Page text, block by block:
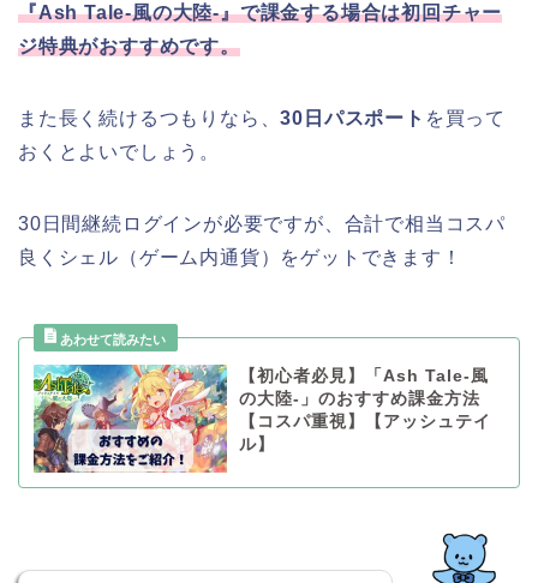
『Ash Tale-風の大陸-』で課金する場合は初回チャー
ジ特典がおすすめです。
また長く続けるつもりなら、30日パスポート を買って
おくとよいでしょう。
30日間継続ログインが必要ですが、合計で相当コスパ
良くシェル（ゲーム内通貨）をゲットできます！
【初心者必見】「Ash Tale-風
の大陸-」のおすすめ課金方法
【コスパ重視】【アッシュテイ
ル】